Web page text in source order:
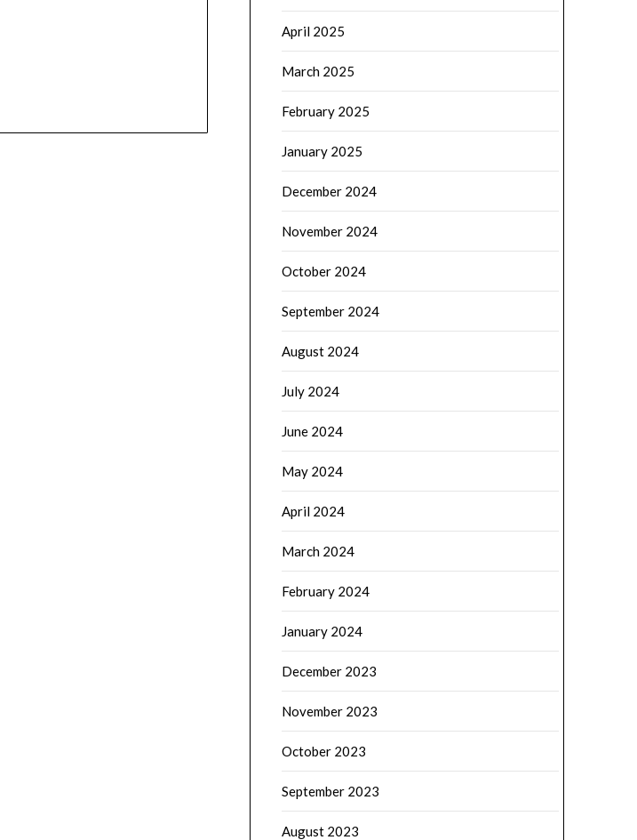
April 2025
March 2025
February 2025
January 2025
December 2024
November 2024
October 2024
September 2024
August 2024
July 2024
June 2024
May 2024
April 2024
March 2024
February 2024
January 2024
December 2023
November 2023
October 2023
September 2023
August 2023